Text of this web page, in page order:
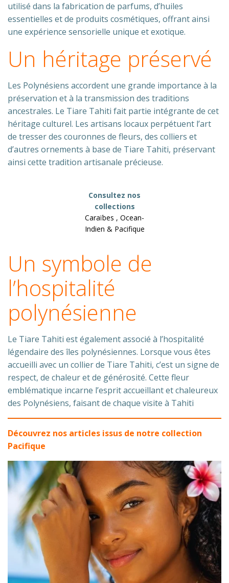
utilisé dans la fabrication de parfums, d’huiles
essentielles et de produits cosmétiques, offrant ainsi
une expérience sensorielle unique et exotique.
Un héritage préservé
Les Polynésiens accordent une grande importance à la
préservation et à la transmission des traditions
ancestrales. Le Tiare Tahiti fait partie intégrante de cet
héritage culturel. Les artisans locaux perpétuent l’art
de tresser des couronnes de fleurs, des colliers et
d’autres ornements à base de Tiare Tahiti, préservant
ainsi cette tradition artisanale précieuse.
Consultez nos
collections
Caraïbes , Ocean-
Indien & Pacifique
Un symbole de
l’hospitalité
polynésienne
Le Tiare Tahiti est également associé à l’hospitalité
légendaire des îles polynésiennes. Lorsque vous êtes
accueilli avec un collier de Tiare Tahiti, c’est un signe de
respect, de chaleur et de générosité. Cette fleur
emblématique incarne l’esprit accueillant et chaleureux
des Polynésiens, faisant de chaque visite à Tahiti
Découvrez nos articles issus de notre collection
Pacifique